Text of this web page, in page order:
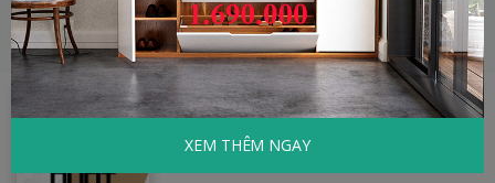
HOME Tâm Lý - Kỹ Năng Sống
Cải Cách
Giáo Dục Nhật Bản
XEM THÊM NGAY